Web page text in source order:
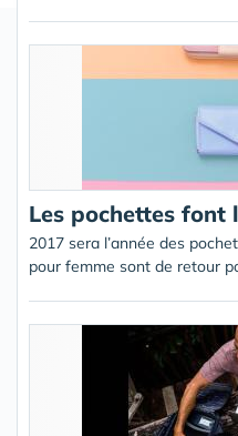
Les pochettes font
2017 sera l’année des
pour femme sont de retour